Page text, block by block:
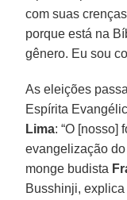
com suas
porque está na
gênero. Eu sou
As eleições
Espírita
Lima: “O [nosso]
evangelização
monge budista
Busshinji,